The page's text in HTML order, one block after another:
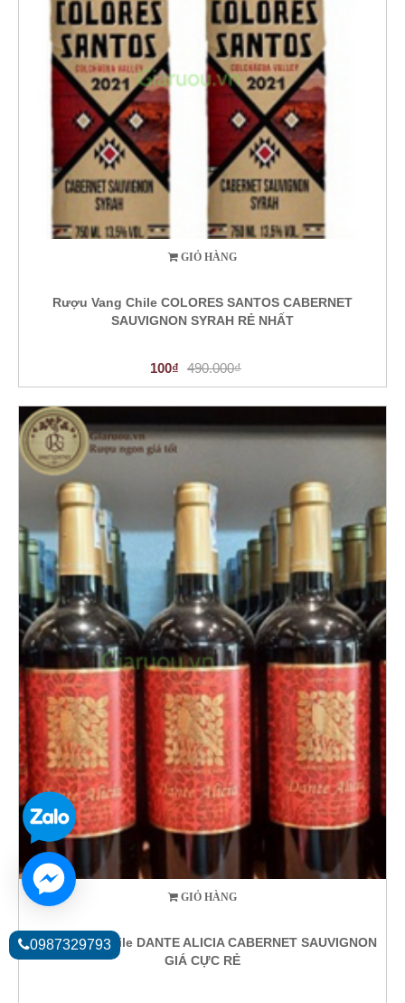
GIỎ HÀNG
Rượu Vang Chile COLORES SANTOS CABERNET
SAUVIGNON SYRAH RẺ NHẤT
100₫ 490.000₫
GIỎ HÀNG
Rượu Vang Chile DANTE ALICIA CABERNET SAUVIGNON
GIÁ CỰC RẺ
0987329793